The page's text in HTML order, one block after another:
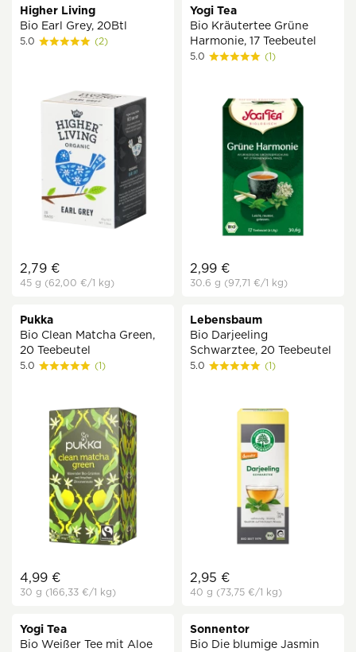
Higher Living
Bio Earl Grey, 20Btl
5.0 (2)
2,79 €
45 g (62,00 €/1 kg)
Yogi Tea
Bio Kräutertee Grüne
Harmonie, 17 Teebeutel
5.0 (1)
2,99 €
30.6 g (97,71 €/1 kg)
Pukka
Bio Clean Matcha Green,
20 Teebeutel
5.0 (1)
4,99 €
30 g (166,33 €/1 kg)
Lebensbaum
Bio Darjeeling
Schwarztee, 20 Teebeutel
5.0 (1)
2,95 €
40 g (73,75 €/1 kg)
Yogi Tea
Bio Weißer Tee mit Aloe
Sonnentor
Bio Die blumige Jasmin